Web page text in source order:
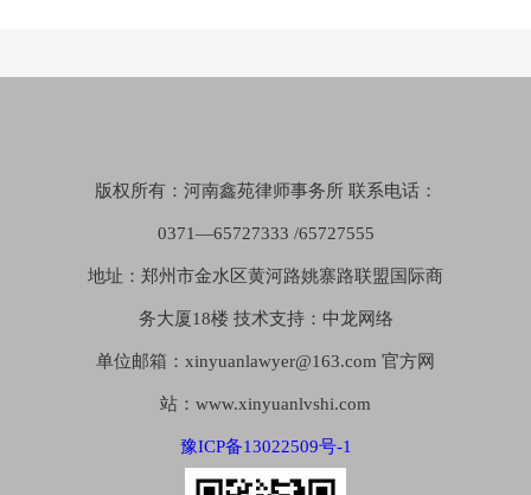
版权所有：河南鑫苑律师事务所 联系电话：
0371—65727333 /65727555
地址：郑州市金水区黄河路姚寨路联盟国际商
务大厦18楼 技术支持：中龙网络
单位邮箱：xinyuanlawyer@163.com 官方网
站：www.xinyuanlvshi.com
豫ICP备13022509号-1